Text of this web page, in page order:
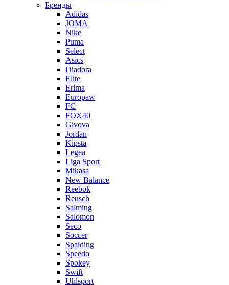
Бренды
Adidas
JOMA
Nike
Puma
Select
Asics
Diadora
Elite
Erima
Europaw
FC
FOX40
Givova
Jordan
Kipsta
Legea
Liga Sport
Mikasa
New Balance
Reebok
Reusch
Salming
Salomon
Seco
Soccer
Spalding
Speedo
Spokey
Swift
Uhlsport